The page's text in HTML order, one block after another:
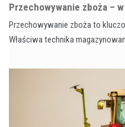
Przechowywanie zboża –
Przechowywanie zboża to
Właściwa technika